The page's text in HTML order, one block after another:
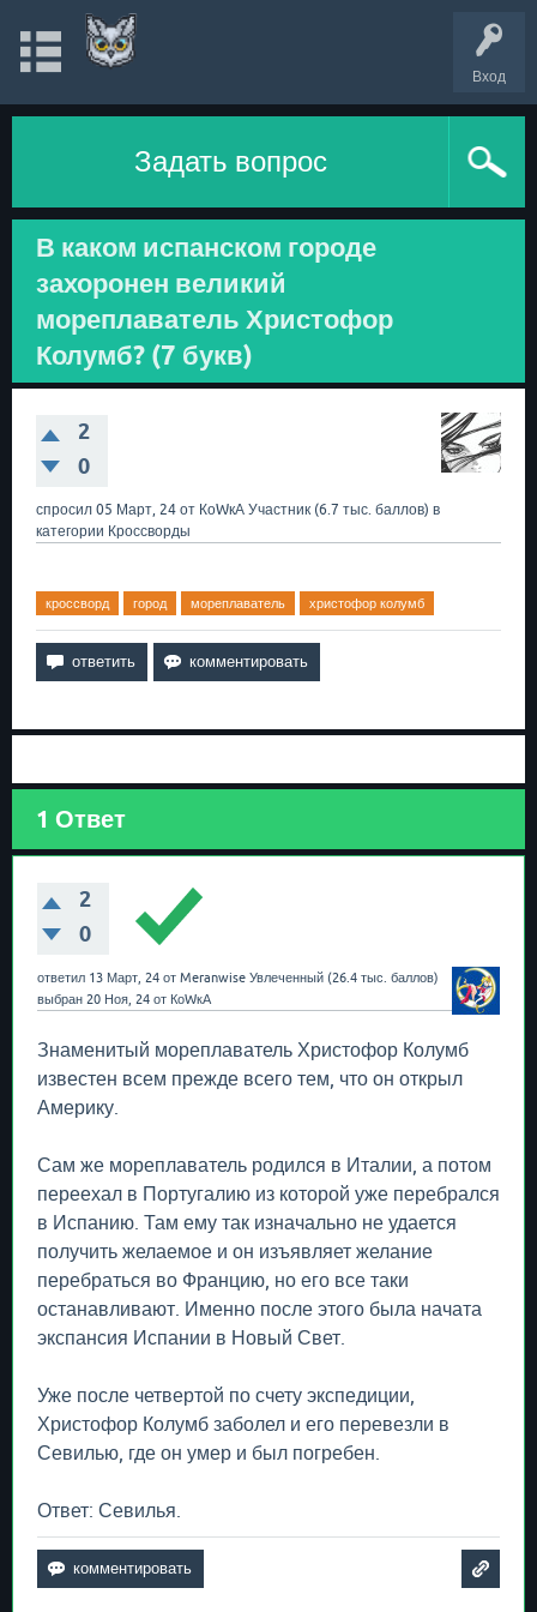
Вход
Задать вопрос
В каком испанском городе
захоронен великий
мореплаватель Христофор
Колумб? (7 букв)
2
0
спросил 05 Март, 24 от КоWкА Участник (6.7 тыс. баллов) в
категории Кроссворды
кроссворд город мореплаватель христофор колумб
1 Ответ
2
0
ответил 13 Март, 24 от Meranwise Увлеченный (26.4 тыс. баллов)
выбран 20 Ноя, 24 от КоWкА
Знаменитый мореплаватель Христофор Колумб
известен всем прежде всего тем, что он открыл
Америку.
Сам же мореплаватель родился в Италии, а потом
переехал в Португалию из которой уже перебрался
в Испанию. Там ему так изначально не удается
получить желаемое и он изъявляет желание
перебраться во Францию, но его все таки
останавливают. Именно после этого была начата
экспансия Испании в Новый Свет.
Уже после четвертой по счету экспедиции,
Христофор Колумб заболел и его перевезли в
Севилью, где он умер и был погребен.
Ответ: Севилья.